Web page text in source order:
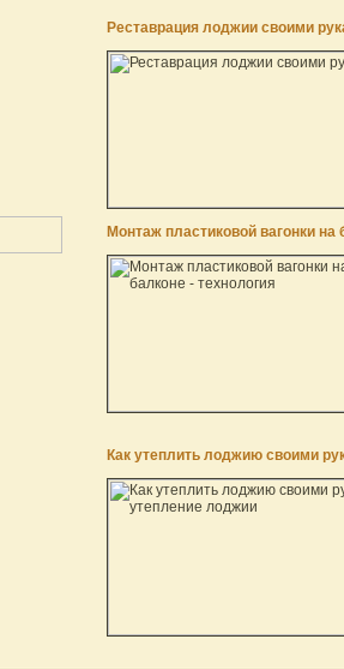
Реставрация лоджии своими
Монтаж пластиковой вагонки на
Как утеплить лоджию своими